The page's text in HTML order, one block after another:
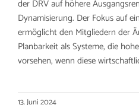
der DRV auf höhere
Dynamisierung. Der Fokus auf
ermöglicht den Mitgliedern der
Planbarkeit als Systeme, die
vorsehen, wenn diese
13. Juni 2024